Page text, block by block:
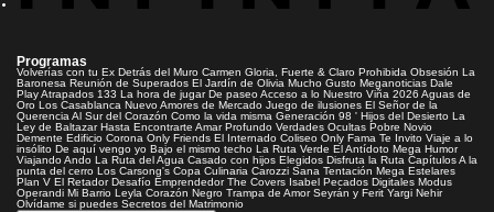
Programas
Volverías con tu Ex Detrás del Muro Carmen Gloria, Fuerte & Claro Prohibida Obsesión La
Baronesa Reunión de Superados El Jardín de Olivia Mucho Gusto Meganoticias Dale
PlayAtrapados 133 La hora de jugar De paseoAcceso a lo Nuestro Viña 2026 Aguas de
Oro Los Casablanca Nuevo Amores de Mercado Juego de ilusiones El Señor de la
Querencia Al Sur del Corazón Como la vida misma Generación 98 ' Hijos del Desierto La
Ley de Baltazar Hasta Encontrarte Amar Profundo Verdades Ocultas Pobre Novio
Demente Edificio Corona Only Friends El Internado Coliseo Only Fama Te Invito Viaje a lo
insólito De aquí vengo yo Bajo el mismo techo La Ruta Verde El Antídoto Mega Humor
Viajando Ando La Ruta del Agua Casado con hijos Elegidos Disfruta la Ruta CapítulosA la
punta del cerro Los Carsong's Copa Culinaria Carozzi Sana Tentación Mega Estelares
Plan V El Retador Desafío Emprendedor The Covers Isabel Pecados Digitales Modus
Operandi Mi Barrio Leyla Corazón Negro Trampa de Amor Seyrán y Ferit Yargi Nehir
Olvídame si puedes Secretos del Matrimonio